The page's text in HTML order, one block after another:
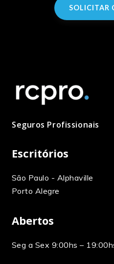
SOLICITAR
Seguros Profissionais
Escritórios
São Paulo - Alphaville
Porto Alegre
Abertos
Seg a Sex 9:00hs –